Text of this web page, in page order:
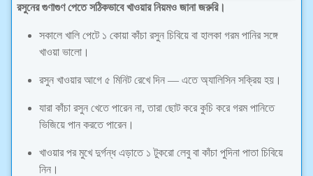
রসুনের গুণাগুণ পেতে সঠিকভাবে খাওয়ার নিয়মও জানা জরুরি।
সকালে খালি পেটে ১ কোয়া কাঁচা রসুন চিবিয়ে বা হালকা গরম পানির সঙ্গে
খাওয়া ভালো।
রসুন খাওয়ার আগে ৫ মিনিট রেখে দিন — এতে অ্যালিসিন সক্রিয় হয়।
যারা কাঁচা রসুন খেতে পারেন না, তারা ছোট করে কুচি করে গরম পানিতে
ভিজিয়ে পান করতে পারেন।
খাওয়ার পর মুখে দুর্গন্ধ এড়াতে ১ টুকরো লেবু বা কাঁচা পুদিনা পাতা চিবিয়ে
নিন।